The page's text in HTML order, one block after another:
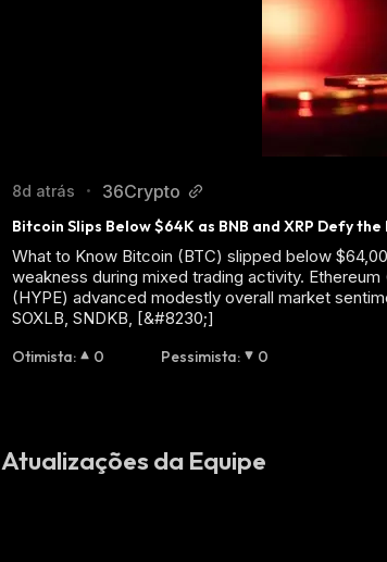
8d atrás • 36Crypto
Bitcoin Slips Below $64K as BNB and XRP Defy
What to Know Bitcoin (BTC) slipped below
weakness during mixed trading activity.
(HYPE) advanced modestly overall market
SOXLB, SNDKB, [&#8230;]
Otimista: 0 Pessimista: 0
Atualizações da Equipe